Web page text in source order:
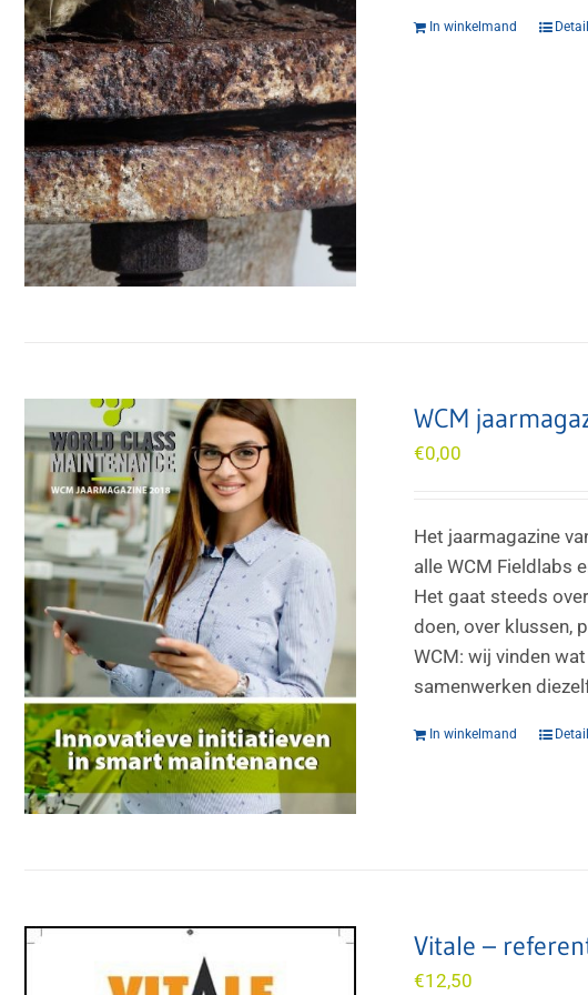
In winkelmand
WCM
€0,00
Het jaarmagazine
alle WCM Fieldlabs
Het gaat steeds
doen, over klussen,
WCM: wij vinden
samenwerken
In winkelmand
Vitale –
€12,50